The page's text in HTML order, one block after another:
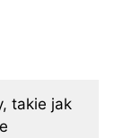
takie jak